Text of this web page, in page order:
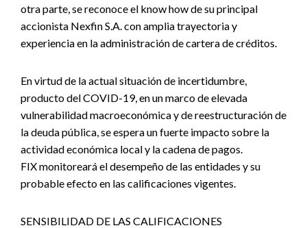
otra parte, se reconoce el know how de su principal
accionista Nexfin S.A. con amplia trayectoria y
experiencia en la administración de cartera de créditos.
En virtud de la actual situación de incertidumbre,
producto del COVID-19, en un marco de elevada
vulnerabilidad macroeconómica y de reestructuración de
la deuda pública, se espera un fuerte impacto sobre la
actividad económica local y la cadena de pagos.
FIX monitoreará el desempeño de las entidades y su
probable efecto en las calificaciones vigentes.
SENSIBILIDAD DE LAS CALIFICACIONES